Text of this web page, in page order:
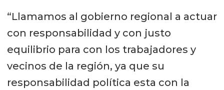
“Llamamos al gobierno regional a actuar
con responsabilidad y con justo
equilibrio para con los trabajadores y
vecinos de la región, ya que su
responsabilidad política esta con la